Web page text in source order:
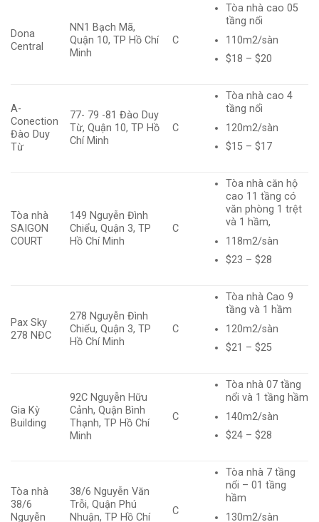
Dona
Central
NN1 Bạch Mã,
Quận 10, TP Hồ Chí
Minh
C
Tòa nhà cao 05
tầng nổi
110m2/sàn
$18 – $20
A-
Conection
Đào Duy
Từ
77- 79 -81 Đào Duy
Từ, Quận 10, TP Hồ
Chí Minh
C
Tòa nhà cao 4
tầng nổi
120m2/sàn
$15 – $17
Tòa nhà
SAIGON
COURT
149 Nguyễn Đình
Chiểu, Quận 3, TP
Hồ Chí Minh
C
Tòa nhà căn hộ
cao 11 tầng có
văn phòng 1 trệt
và 1 hầm,
118m2/sàn
$23 – $28
Pax Sky
278 NĐC
278 Nguyễn Đình
Chiểu, Quận 3, TP
Hồ Chí Minh
C
Tòa nhà Cao 9
tầng và 1 hầm
120m2/sàn
$21 – $25
Gia Kỳ
Building
92C Nguyễn Hữu
Cảnh, Quận Bình
Thạnh, TP Hồ Chí
Minh
C
Tòa nhà 07 tầng
nổi và 1 tầng hầm
140m2/sàn
$24 – $28
Tòa nhà
38/6
Nguyễn
38/6 Nguyễn Văn
Trỗi, Quận Phú
Nhuận, TP Hồ Chí
C
Tòa nhà 7 tầng
nổi – 01 tầng
hầm
130m2/sàn